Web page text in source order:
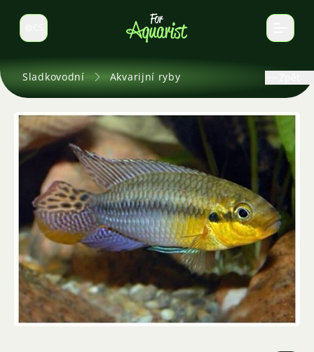
Select language
Sladkovodní Akvarijní ryby